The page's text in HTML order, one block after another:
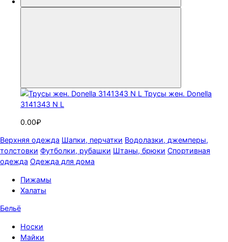
Трусы жен. Donella
3141343 N L
0.00₽
Верхняя одежда Шапки, перчатки Водолазки, джемперы,
толстовки Футболки, рубашки Штаны, брюки Спортивная
одежда Одежда для дома
Пижамы
Халаты
Бельё
Носки
Майки